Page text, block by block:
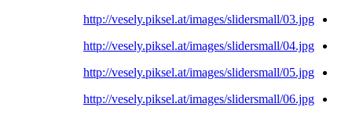
http://vesely.piksel.at/images/slidersmall/03.jpg
http://vesely.piksel.at/images/slidersmall/04.jpg
http://vesely.piksel.at/images/slidersmall/05.jpg
http://vesely.piksel.at/images/slidersmall/06.jpg